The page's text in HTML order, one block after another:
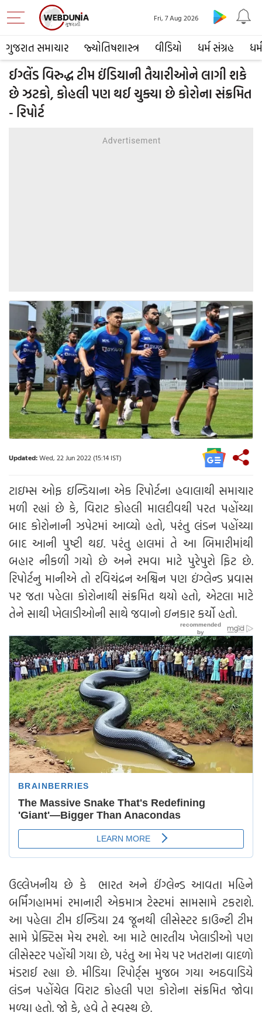
ગુજરાત સમાચાર જ્યોતિષશાસ્ત્ર વીડિયો ધર્મ સંગ્રહ ધર્મ
Fri, 7 Aug 2026
ઈગ્લેંડ વિરુદ્ધ ટીમ ઈંડિયાની તૈયારીઓને લાગી શકે
છે ઝટકો, કોહલી પણ થઈ ચુક્યા છે કોરોના સંક્રમિત
- રિપોર્ટ
Updated:Wed, 22 Jun 2022 (15:14 IST)
ટાઇમ્સ ઓફ ઇન્ડિયાના એક રિપોર્ટના હવાલાથી સમાચાર
મળી રહ્યાં છે કે, વિરાટ કોહલી માલદીવથી પરત પહોંચ્યા
બાદ કોરોનાની ઝપેટમાં આવ્યો હતો, પરંતુ લંડન પહોંચ્યા
બાદ આની પુષ્ટી થઇ. પરંતુ હાલમાં તે આ બિમારીમાંથી
બહાર નીકળી ગયો છે અને રમવા માટે પુરેપુરો ફિટ છે.
રિપોર્ટનુ માનીએ તો રવિચંદ્રન અશ્વિન પણ ઇંગ્લેન્ડ પ્રવાસ
પર જતા પહેલા કોરોનાથી સંક્રમિત થયો હતો, એટલા માટે
તેને સાથી ખેલાડીઓની સાથે જવાનો ઇનકાર કર્યો હતો.
ઉલ્લેખનીય છે કે ભારત અને ઈંગ્લેન્ડ આવતા મહિને
બર્મિંગહામમાં રમાનારી એકમાત્ર ટેસ્ટમાં સામસામે ટકરાશે.
આ પહેલા ટીમ ઈન્ડિયા 24 જૂનથી લીસેસ્ટર કાઉન્ટી ટીમ
સામે પ્રેક્ટિસ મેચ રમશે. આ માટે ભારતીય ખેલાડીઓ પણ
લીસેસ્ટર પહોંચી ગયા છે, પરંતુ આ મેચ પર ખતરાના વાદળો
મંડરાઈ રહ્યા છે. મીડિયા રિપોર્ટ્સ મુજબ ગયા અઠવાડિયે
લંડન પહોંચેલ વિરાટ કોહલી પણ કોરોના સંક્રમિત જોવા
મળ્યા હતો. જો કે, હવે તે સ્વસ્થ છે.